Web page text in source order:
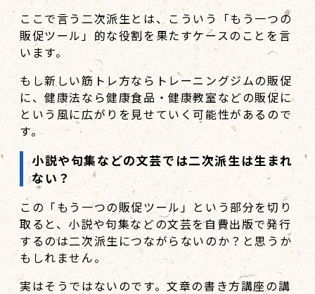
ここで言う二次派生とは、こういう「もう一つの
販促ツール」的な役割を果たすケースのことを言
います。
もし新しい筋トレ方ならトレーニングジムの販促
に、健康法なら健康食品・健康教室などの販促に
という風に広がりを見せていく可能性があるので
す。
小説や句集などの文芸では二次派生は生まれ
ない？
この「もう一つの販促ツール」という部分を切り
取ると、小説や句集などの文芸を自費出版で発行
するのは二次派生につながらないのか？と思うか
もしれません。
実はそうではないのです。文章の書き方講座の講